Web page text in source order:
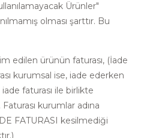
Ürünler"
olması şarttır. Bu
edilen ürünün faturası, (İade
kurumsal ise, iade ederken
faturası ile birlikte
kurumlar adına
FATURASI kesilmediği